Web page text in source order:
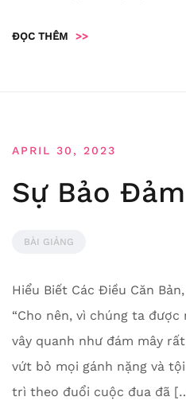
ĐỌC THÊM >>
APRIL 30, 2023
Sự Bảo
BÀI GIẢNG
Hiểu Biết Các Điều Căn
“Cho nên, vì chúng ta
vây quanh như đám mây
vứt bỏ mọi gánh nặng và
trì theo đuổi cuộc đua đã